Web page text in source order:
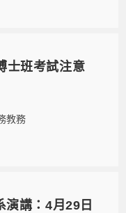
士班考試注意
教務
演講：4月29日